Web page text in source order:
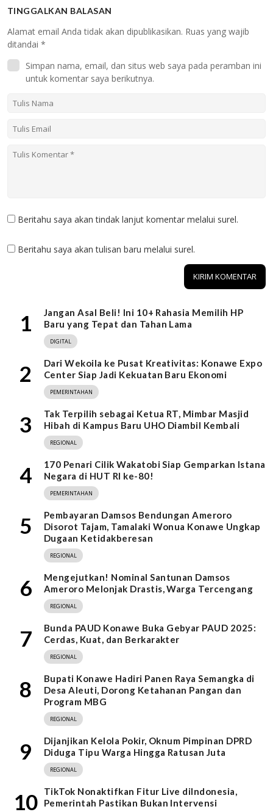
TINGGALKAN BALASAN
Alamat email Anda tidak akan dipublikasikan. Ruas yang wajib
ditandai *
Simpan nama, email, dan situs web saya pada peramban ini
untuk komentar saya berikutnya.
Beritahu saya akan tindak lanjut komentar melalui surel.
Beritahu saya akan tulisan baru melalui surel.
1
Jangan Asal Beli! Ini 10+ Rahasia Memilih HP
Baru yang Tepat dan Tahan Lama
DIGITAL
2
Dari Wekoila ke Pusat Kreativitas: Konawe Expo
Center Siap Jadi Kekuatan Baru Ekonomi
PEMERINTAHAN
3
Tak Terpilih sebagai Ketua RT, Mimbar Masjid
Hibah di Kampus Baru UHO Diambil Kembali
REGIONAL
4
170 Penari Cilik Wakatobi Siap Gemparkan Istana
Negara di HUT RI ke-80!
PEMERINTAHAN
5
Pembayaran Damsos Bendungan Ameroro
Disorot Tajam, Tamalaki Wonua Konawe Ungkap
Dugaan Ketidakberesan
REGIONAL
6
Mengejutkan! Nominal Santunan Damsos
Ameroro Melonjak Drastis, Warga Tercengang
REGIONAL
7
Bunda PAUD Konawe Buka Gebyar PAUD 2025:
Cerdas, Kuat, dan Berkarakter
REGIONAL
8
Bupati Konawe Hadiri Panen Raya Semangka di
Desa Aleuti, Dorong Ketahanan Pangan dan
Program MBG
REGIONAL
9
Dijanjikan Kelola Pokir, Oknum Pimpinan DPRD
Diduga Tipu Warga Hingga Ratusan Juta
REGIONAL
10
TikTok Nonaktifkan Fitur Live diIndonesia,
Pemerintah Pastikan Bukan Intervensi